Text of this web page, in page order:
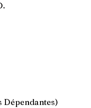
Dépendantes)